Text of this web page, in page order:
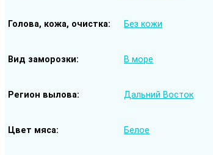
Голова, кожа, очистка Без кожи
Вид заморозки В море
Регион вылова Дальний Восток
Цвет мяса Белое